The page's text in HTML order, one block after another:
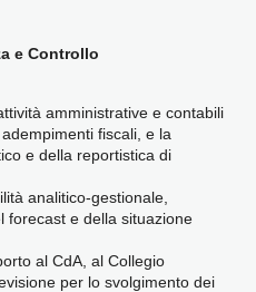
e Controllo
amministrative e contabili
fiscali, e la
e della reportistica di
analitico-gestionale,
forecast e della situazione
al CdA, al Collegio
per lo svolgimento dei